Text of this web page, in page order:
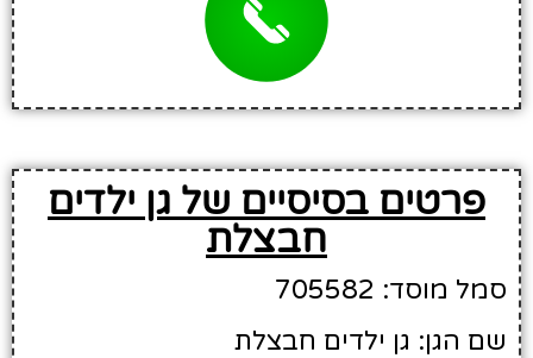
פרטים בסיסיים של גן ילדים
חבצלת
סמל מוסד: 705582
שם הגן: גן ילדים חבצלת